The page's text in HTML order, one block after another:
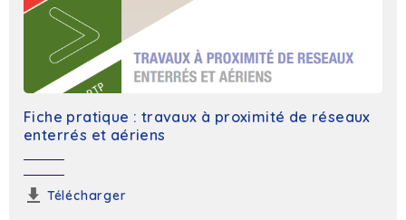
Fiche pratique : travaux à proximité de réseaux
enterrés et aériens
Télécharger